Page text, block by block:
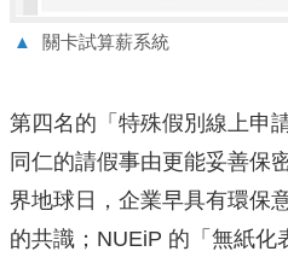
▲ 關卡試算薪系統
第四名的「特殊假別線上申
同仁的請假事由更能妥善保
界地球日，企業早具有環保
的共識；NUEiP 的「無紙化